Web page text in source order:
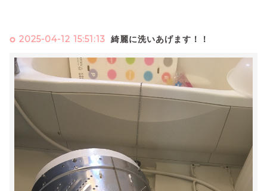
2025-04-12 15:51:13 綺麗に洗いあげます！！